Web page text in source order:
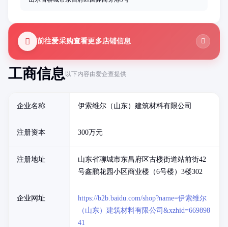
工商信息以下内容由爱企查提供
企业名称 伊索维尔（山东）建筑材料有限公司
注册资本 300万元
注册地址
山东省聊城市东昌府区古楼街道站前街42
号鑫鹏花园小区商业楼（6号楼）3楼302
企业网址
https://b2b.baidu.com/shop?name=伊索维尔
（山东）建筑材料有限公司&xzhid=669898
41
前往爱采购查看更多店铺信息